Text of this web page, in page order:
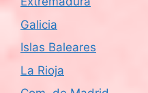
Galicia
Islas Baleares
La Rioja